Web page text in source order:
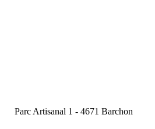
Parc Artisanal 1 - 4671 Barchon